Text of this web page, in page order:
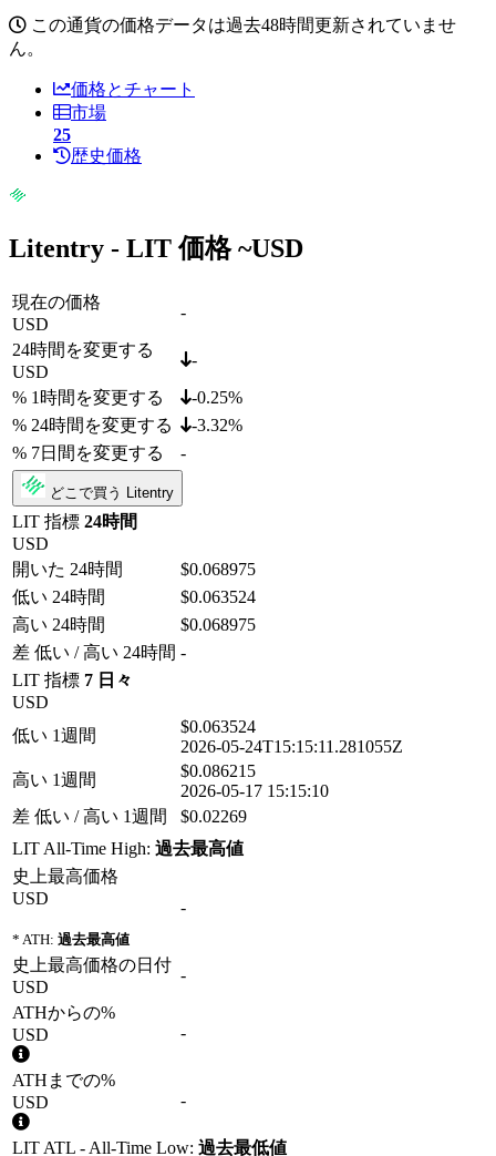
この通貨の価格データは過去48時間更新されていませ
ん。
価格とチャート
市場
25
歴史価格
Litentry - LIT 価格 ~USD
現在の価格
USD
-
24時間を変更する
USD
-
% 1時間を変更する
-0.25%
% 24時間を変更する
-3.32%
% 7日間を変更する
-
どこで買う Litentry
LIT 指標 24時間
USD
開いた 24時間
$0.068975
低い 24時間
$0.063524
高い 24時間
$0.068975
差 低い / 高い 24時間 -
LIT 指標 7 日々
USD
低い 1週間
$0.063524
2026-05-24T15:15:11.281055Z
高い 1週間
$0.086215
2026-05-17 15:15:10
差 低い / 高い 1週間
$0.02269
LIT All-Time High: 過去最高値
史上最高価格
USD
* ATH: 過去最高値
-
史上最高価格の日付
USD
-
ATHからの%
USD
-
ATHまでの%
USD
-
LIT ATL - All-Time Low: 過去最低値